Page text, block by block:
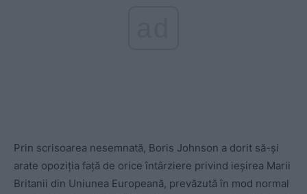
Prin scrisoarea nesemnată, Boris Johnson a dorit să-și
arate opoziția față de orice întârziere privind ieșirea Marii
Britanii din Uniunea Europeană, prevăzută în mod normal